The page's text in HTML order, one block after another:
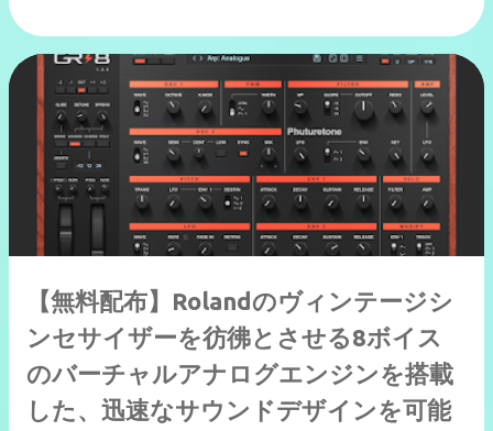
【無料配布】Rolandのヴィンテージシ
ンセサイザーを彷彿とさせる8ボイス
のバーチャルアナログエンジンを搭載
した、迅速なサウンドデザインを可能